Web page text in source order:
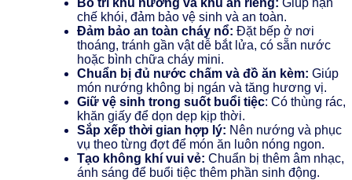
chế khói, đảm bảo vệ sinh và an toàn.
Đảm bảo an toàn cháy nổ: Đặt bếp ở nơi
thoáng, tránh gần vật dễ bắt lửa, có sẵn nước
hoặc bình chữa cháy mini.
Chuẩn bị đủ nước chấm và đồ ăn kèm: Giúp
món nướng không bị ngán và tăng hương vị.
Giữ vệ sinh trong suốt buổi tiệc: Có thùng rác,
khăn giấy để dọn dẹp kịp thời.
Sắp xếp thời gian hợp lý: Nên nướng và phục
vụ theo từng đợt để món ăn luôn nóng ngon.
Tạo không khí vui vẻ: Chuẩn bị thêm âm nhạc,
ánh sáng để buổi tiệc thêm phần sinh động.